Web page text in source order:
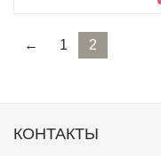
← 1 2
КОНТАКТЫ